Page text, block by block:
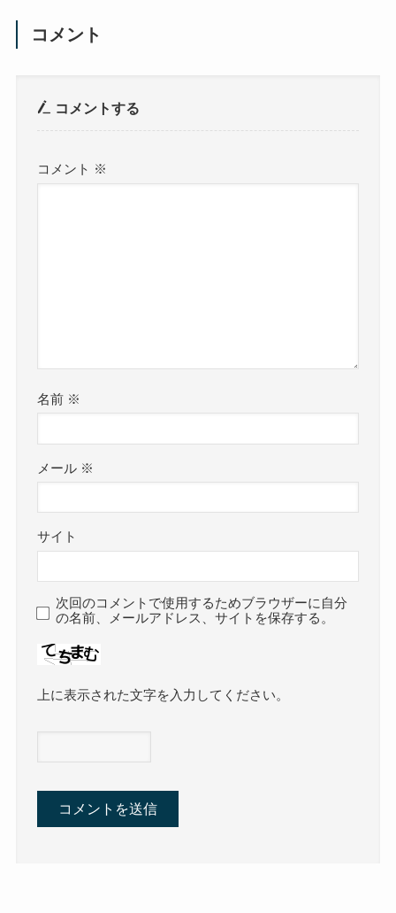
コメント
コメントする
コメント ※
名前 ※
メール ※
サイト
次回のコメントで使用するためブラウザーに自分
の名前、メールアドレス、サイトを保存する。
上に表示された文字を入力してください。